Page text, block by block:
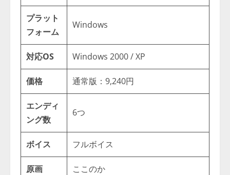
プラット
フォーム
Windows
対応OS Windows 2000 / XP
価格 通常版：9,240円
エンディ
ング数
6つ
ボイス フルボイス
原画 ここのか